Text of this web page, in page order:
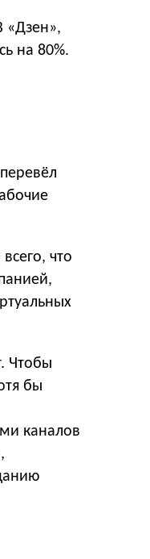
«Дзен»,
на 80%.
что
Чтобы
бы
каналов